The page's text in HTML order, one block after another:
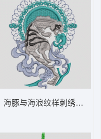
上
海豚与海浪纹样刺绣 豹子